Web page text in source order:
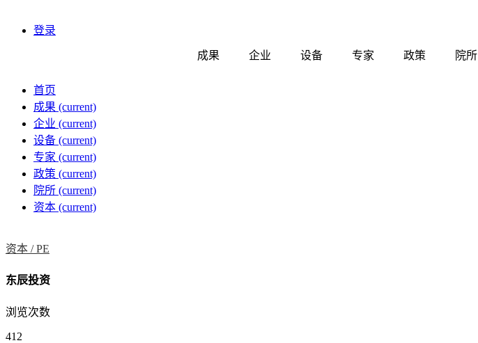
登录
成果 企业 设备 专家 政策 院所
首页
成果 (current)
企业 (current)
设备 (current)
专家 (current)
政策 (current)
院所 (current)
资本 (current)
资本 /PE
东辰投资
浏览次数
412